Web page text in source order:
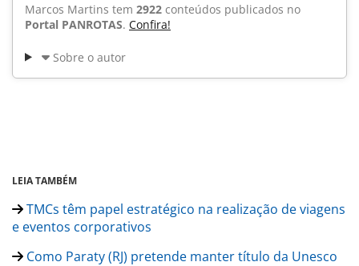
Marcos Martins tem 2922 conteúdos publicados no
Portal PANROTAS. Confira!
Sobre o autor
LEIA TAMBÉM
TMCs têm papel estratégico na realização de viagens
e eventos corporativos
Como Paraty (RJ) pretende manter título da Unesco